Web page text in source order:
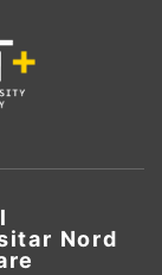
Nord